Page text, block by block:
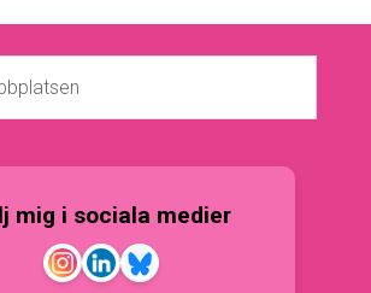
mig i sociala medier